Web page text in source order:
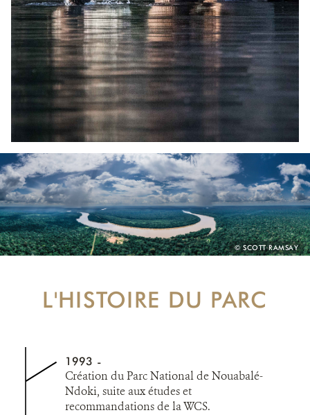
PHOTO
CREDIT:
© SCOTT RAMSAY
L'HISTOIRE DU PARC
1993
Création du Parc National de Nouabalé-
Ndoki, suite aux études et
recommandations de la WCS.